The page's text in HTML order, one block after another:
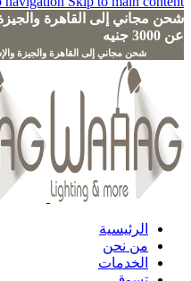
شحن مجاني إلى القاهرة
عن 3000 جنيه
الرئيسية
من نحن
الخدمات